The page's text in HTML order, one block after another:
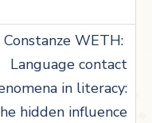
Constanze WETH:
Language contact
in literacy:
hidden influence